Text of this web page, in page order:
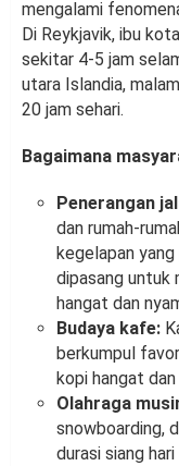
mengalami
Di Reykjavik, ibu
sekitar 4-5 jam
utara Islandia,
20 jam sehari.
Bagaimana
Penerangan
dan rumah-
kegelapan
dipasang untuk
hangat dan
Budaya kafe:
berkumpul
kopi hangat
Olahraga
snowboarding,
durasi siang